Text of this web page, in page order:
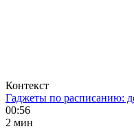
Контекст
Гаджеты по расписанию:
00:56
2 мин